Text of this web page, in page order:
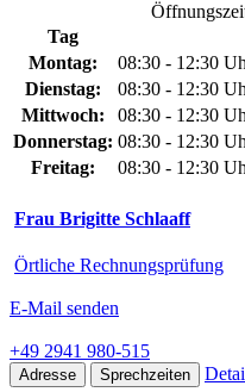
Tag
Montag:
08:30 - 12:30
Dienstag:
08:30 - 12:30
Mittwoch:
08:30 - 12:30
Donnerstag: 08:30 - 12:30
Freitag:
08:30 - 12:30
Frau Brigitte Schlaaff
Örtliche Rechnungsprüfung
E-Mail senden
+49 2941 980-515
Adresse Sprechzeiten